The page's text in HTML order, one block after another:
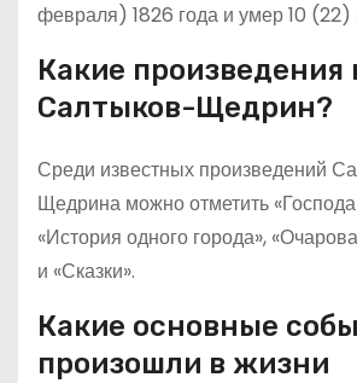
февраля) 1826 года и умер 10 (22)
Какие произведения
Салтыков-Щедрин?
Среди известных произведений
Щедрина можно отметить
«История одного города»,
и «Сказки».
Какие основные
произошли в жизни